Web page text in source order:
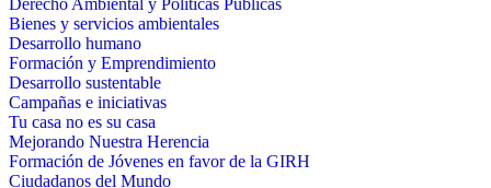
Derecho Ambiental y Políticas Públicas
Bienes y servicios ambientales
Desarrollo humano
Formación y Emprendimiento
Desarrollo sustentable
Campañas e iniciativas
Tu casa no es su casa
Mejorando Nuestra Herencia
Formación de Jóvenes en favor de la GIRH
Ciudadanos del Mundo